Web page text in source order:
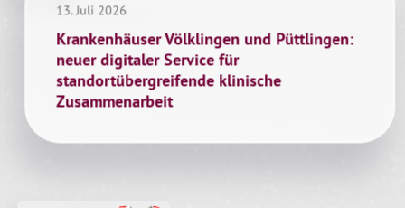
Krankenhäuser Völklingen und Püttlingen:
neuer digitaler Service für
standortübergreifende klinische
Zusammenarbeit
13. Juli 2026